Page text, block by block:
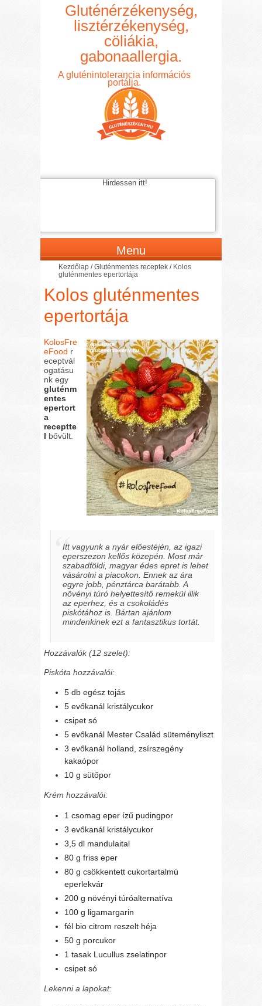
Gluténérzékenység,
lisztérzékenység,
cöliákia,
gabonaallergia.
A gluténintolerancia információs
portálja.
Hirdessen itt!
Menu
Kezdőlap /Gluténmentes receptek / Kolos
gluténmentes epertortája
Kolos gluténmentes
epertortája
KolosFre
eFood r
eceptvál
ogatásu
nk egy
gluténm
entes
epertort
a
receptte
l bővült.
Itt vagyunk a nyár előestéjén, az igazi
eperszezon kellős közepén. Most már
szabadföldi, magyar édes epret is lehet
vásárolni a piacokon. Ennek az ára
egyre jobb, pénztárca barátabb. A
növényi túró helyettesítő remekül illik
az eperhez, és a csokoládés
piskótához is. Bártan ajánlom
mindenkinek ezt a fantasztikus tortát.
Hozzávalók (12 szelet):
Piskóta hozzávalói:
5 db egész tojás
5 evőkanál kristálycukor
csipet só
5 evőkanál Mester Család süteményliszt
3 evőkanál holland, zsírszegény
kakaópor
10 g sütőpor
Krém hozzávalói:
1 csomag eper ízű pudingpor
3 evőkanál kristálycukor
3,5 dl mandulaital
80 g friss eper
80 g csökkentett cukortartalmú
eperlekvár
200 g növényi túróalternatíva
100 g ligamargarin
fél bio citrom reszelt héja
50 g porcukor
1 tasak Lucullus zselatinpor
csipet só
Lekenni a lapokat: